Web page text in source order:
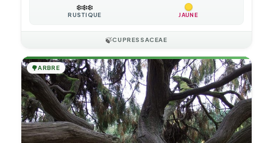
❄️❄️❄️
RUSTIQUE JAUNE
🍃CUPRESSACEAE
🌳ARBRE